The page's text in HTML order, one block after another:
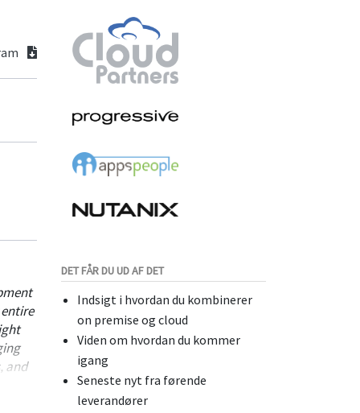
and
DET FÅR DU UD AF DET
Indsigt i hvordan du kombinerer
on premise og cloud
Viden om hvordan du kommer
igang
Seneste nyt fra førende
leverandører